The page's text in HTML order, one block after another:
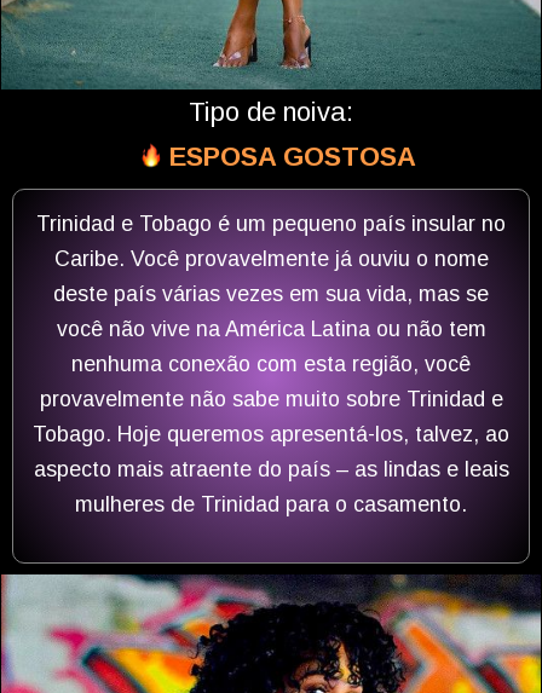
Tipo de noiva:
ESPOSA GOSTOSA
Trinidad e Tobago é um pequeno país insular no
Caribe. Você provavelmente já ouviu o nome
deste país várias vezes em sua vida, mas se
você não vive na América Latina ou não tem
nenhuma conexão com esta região, você
provavelmente não sabe muito sobre Trinidad e
Tobago. Hoje queremos apresentá-los, talvez, ao
aspecto mais atraente do país – as lindas e leais
mulheres de Trinidad para o casamento.